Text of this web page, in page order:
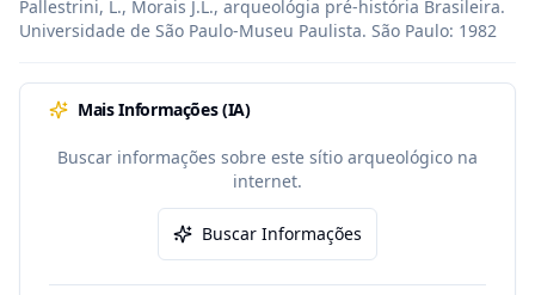
Pallestrini, L., Morais J.L., arqueológia pré-história Brasileira.
Universidade de São Paulo-Museu Paulista. São Paulo: 1982
Mais Informações (IA)
Buscar informações sobre este sítio arqueológico na
internet.
Buscar Informações